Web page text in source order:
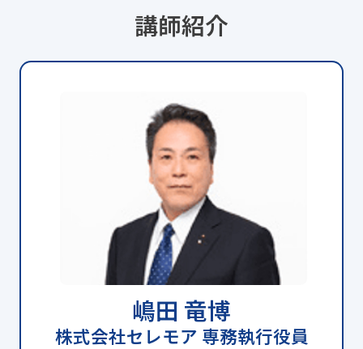
講師紹介
嶋田 竜博
株式会社セレモア 専務執行役員